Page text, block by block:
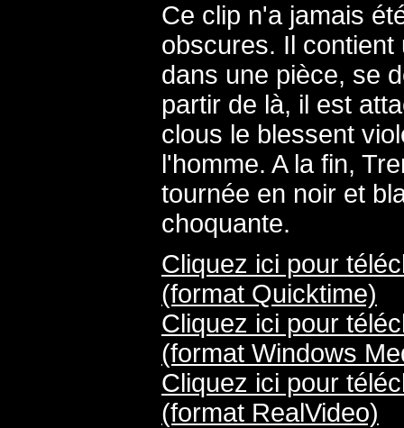
Ce clip n'a jamais
obscures. Il
dans une pièce, se
partir de là, il est
clous le blessent
l'homme. A la fin,
tournée en noir et
choquante.
Cliquez ici pour
(format Quicktime)
Cliquez ici pour
(format Windows
Cliquez ici pour
(format RealVideo)